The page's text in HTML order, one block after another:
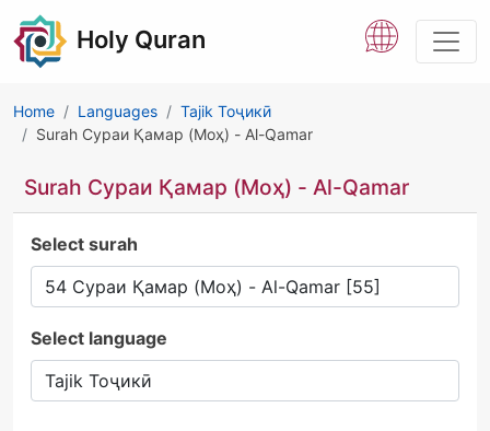
Holy Quran
Home Languages
Tajik Тоҷикӣ
Surah Сураи Қамар (Моҳ) - Al-Qamar
Surah Сураи Қамар (Моҳ) - Al-Qamar
Select surah
Select language